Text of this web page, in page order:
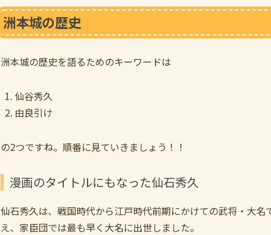
洲本城の歴史
洲本城の歴史を語るためのキーワードは
仙谷秀久
由良引け
の2つですね。順番に見ていきましょう！！
漫画のタイトルにもなった仙石秀久
仙石秀久は、戦国時代から江戸時代前期にかけての武将・大
え、家臣団では最も早く大名に出世しました。